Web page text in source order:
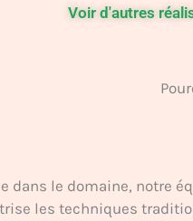
Voir d'autres
dans le domaine, notre
les techniques